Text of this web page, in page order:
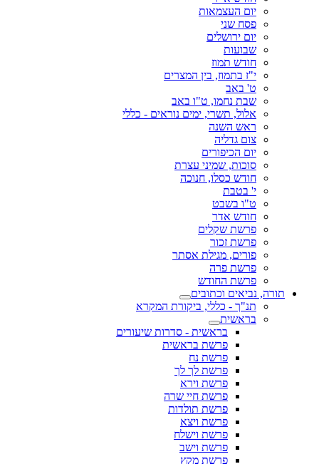
יום העצמאות
פסח שני
יום ירושלים
שבועות
חודש תמוז
י"ז בתמוז, בין המצרים
ט' באב
שבת נחמו, ט"ו באב
אלול, תשרי, ימים נוראים - כללי
ראש השנה
צום גדליה
יום הכיפורים
סוכות, שמיני עצרת
חודש כסלו, חנוכה
י' בטבת
ט"ו בשבט
חודש אדר
פרשת שקלים
פרשת זכור
פורים, מגילת אסתר
פרשת פרה
פרשת החודש
תורה, נביאים וכתובים
תנ"ך - כללי, ביקורת המקרא
בראשית
בראשית - סדרות שיעורים
פרשת בראשית
פרשת נח
פרשת לך לך
פרשת וירא
פרשת חיי שרה
פרשת תולדות
פרשת ויצא
פרשת וישלח
פרשת וישב
פרשת מקץ